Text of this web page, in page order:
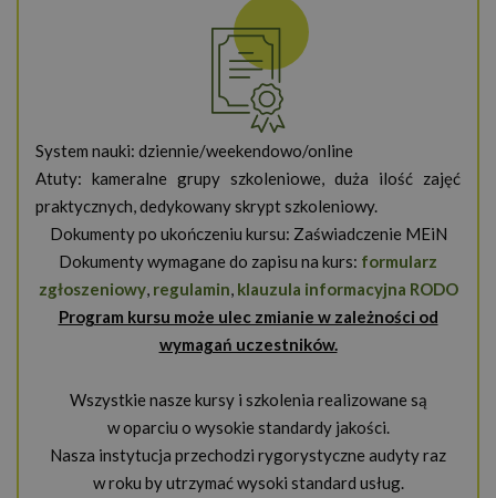
System nauki: dziennie/weekendowo/online
Atuty: kameralne grupy szkoleniowe, duża ilość zajęć
praktycznych, dedykowany skrypt szkoleniowy.
Dokumenty po ukończeniu kursu: Zaświadczenie MEiN
Dokumenty wymagane do zapisu na kurs: formularz
zgłoszeniowy, regulamin, klauzula informacyjna RODO
Program kursu może ulec zmianie w zależności od
wymagań uczestników.
Wszystkie nasze kursy i szkolenia realizowane są
w oparciu o wysokie standardy jakości.
Nasza instytucja przechodzi rygorystyczne audyty raz
w roku by utrzymać wysoki standard usług.